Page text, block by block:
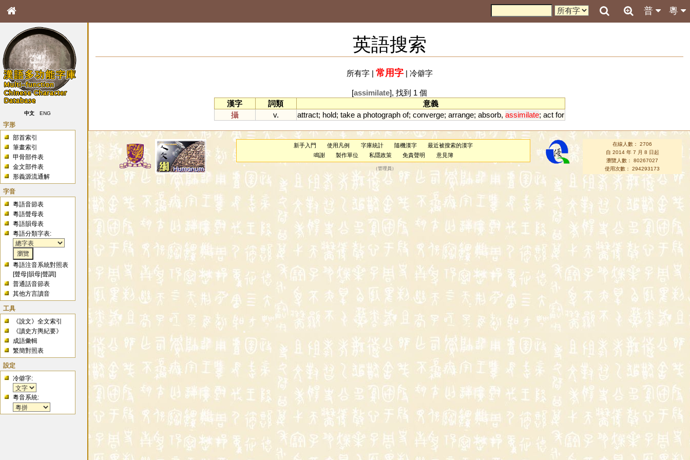
粵
普
中文 ENG
字形
部首索引
筆畫索引
甲骨部件表
金文部件表
形義源流通解
字音
粵語音節表
粵語聲母表
粵語韻母表
粵語分類字表:
粵語注音系統對照表
[聲母 |韻母 |聲調]
普通話音節表
其他方言讀音
工具
《說文》全文索引
《讀史方輿紀要》
成語彙輯
繁簡對照表
設定
冷僻字:
粵音系統:
英語搜索
所有字| 常用字| 冷僻字
[assimilate], 找到 1 個
漢字
詞類
意義
攝
v. attract; hold; take a photograph of; converge; arrange; absorb, assimilate; act for
新手入門 使用凡例 字庫統計 隨機漢字
最近被搜索的漢字
鳴謝
製作單位 私隱政策 免責聲明 意見簿
（管理員 ）
在線人數： 2706
自 2014 年 7 月 8 日起
瀏覽人數： 80267027
使用次數： 294293173